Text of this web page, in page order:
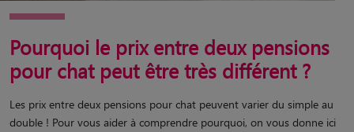
Pourquoi le prix entre deux pensions
pour chat peut être très différent ?
Les prix entre deux pensions pour chat peuvent varier du simple au
double ! Pour vous aider à comprendre pourquoi, on vous donne ici